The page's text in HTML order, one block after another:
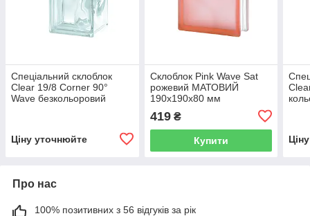
Спеціальний склоблок
Clear 19/8 Corner 90°
Wave безкольоровий
Ціну уточнюйте
Склоблок Pink Wave Sat
рожевий МАТОВИЙ
190х190х80 мм
419₴
Купити
Про нас
100% позитивних з 56 відгуків за рік